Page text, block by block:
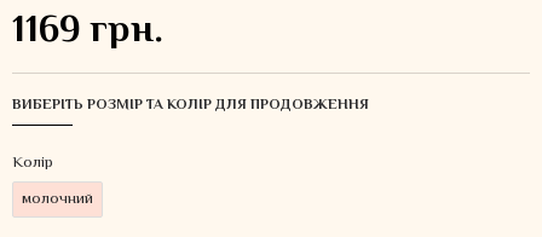
1169 грн.
ВИБЕРІТЬ РОЗМІР ТА КОЛІР ДЛЯ ПРОДОВЖЕННЯ
Колiр
молочний